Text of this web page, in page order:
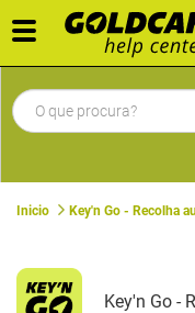
Toggle
navigation
Inicio Key'n Go - Recolha
Key'n Go -